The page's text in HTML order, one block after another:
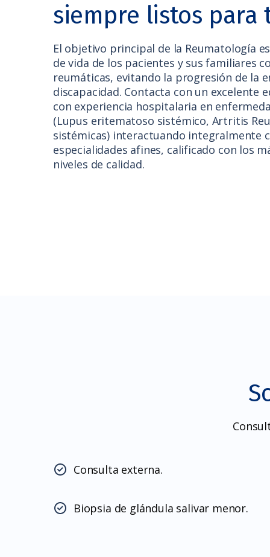
siempre listos para
El objetivo principal de la Reumatología
de vida de los pacientes y sus familiares
reumáticas, evitando la progresión de la
discapacidad. Contacta con un excelente
con experiencia hospitalaria en
(Lupus eritematoso sistémico, Artritis
sistémicas) interactuando integralmente
especialidades afines, calificado con los
niveles de calidad.
Consulta externa.
Biopsia de glándula salivar menor.